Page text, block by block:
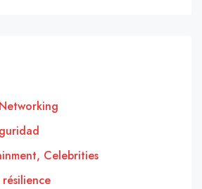
Celebrities